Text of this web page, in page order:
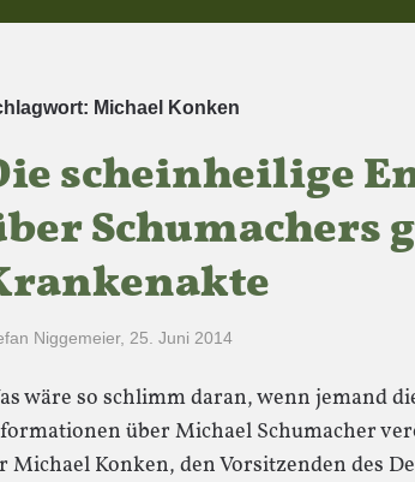
Michael Konken
scheinheilige
Schumachers
Niggemeier, 25. Juni 2014
wäre so schlimm daran, wenn jemand
über Michael Schumacher
Michael Konken, den Vorsitzenden des